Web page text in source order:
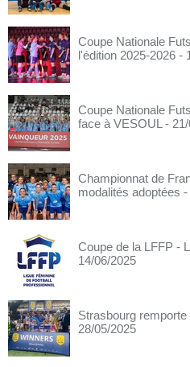
Coupe Nationale
l'édition 2025-2026 -
Coupe Nationale
face à VESOUL -
Championnat de
modalités adoptées -
Coupe de la LFFP -
14/06/2025
Strasbourg
28/05/2025